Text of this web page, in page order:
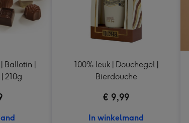
|
210g
100% leuk | Douchegel |
Bierdouche
€ 9,99
In winkelmand